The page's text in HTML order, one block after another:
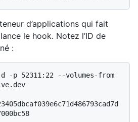
d’applications qui fait
le hook. Notez l’ID de
:
-p 52311:22 --volumes-from